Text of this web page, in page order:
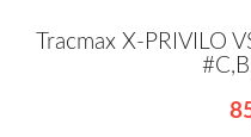
Tracmax X-PRIVILO